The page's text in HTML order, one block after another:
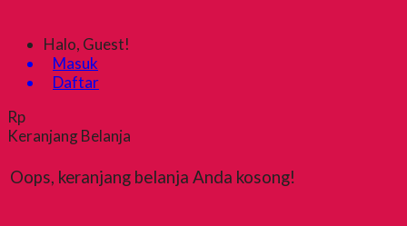
Halo, Guest!
Masuk
Daftar
Rp
Keranjang Belanja
Oops, keranjang belanja Anda kosong!